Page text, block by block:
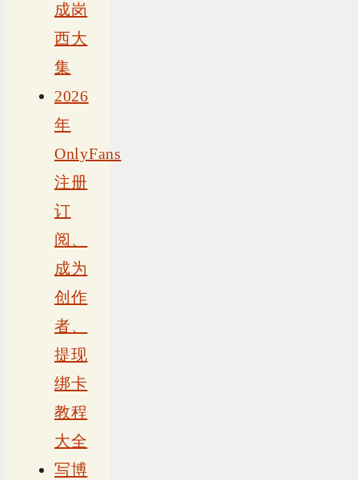
成岗
西大
集
2026
年
OnlyFans
注册
订
阅、
成为
创作
者、
提现
绑卡
教程
大全
写博